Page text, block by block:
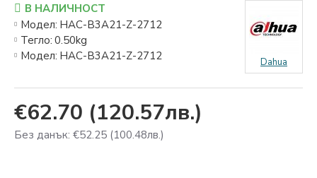
€62.70 (120.57лв.)
Без данък: €52.25 (100.48лв.)
В НАЛИЧНОСТ
Модел: HAC-B3A21-Z-2712
Тегло: 0.50kg
Модел: HAC-B3A21-Z-2712 Dahua